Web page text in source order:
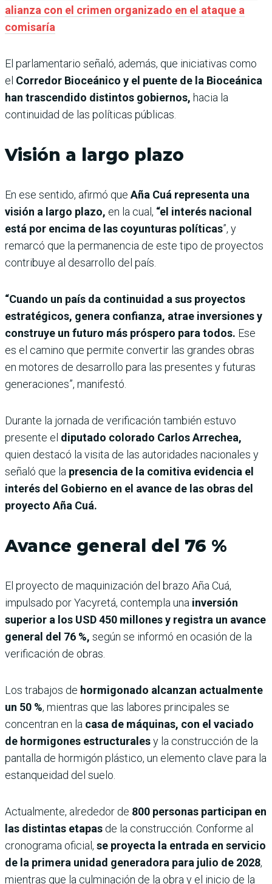
alianza con el crimen organizado en el ataque a
comisaría
El parlamentario señaló, además, que iniciativas como
el Corredor Bioceánico y el puente de la Bioceánica
han trascendido distintos gobiernos, hacia la
continuidad de las políticas públicas.
Visión a largo plazo
En ese sentido, afirmó que Aña Cuá representa una
visión a largo plazo, en la cual, “el interés nacional
está por encima de las coyunturas políticas”, y
remarcó que la permanencia de este tipo de proyectos
contribuye al desarrollo del país.
“Cuando un país da continuidad a sus proyectos
estratégicos, genera confianza, atrae inversiones y
construye un futuro más próspero para todos. Ese
es el camino que permite convertir las grandes obras
en motores de desarrollo para las presentes y futuras
generaciones”, manifestó.
Durante la jornada de verificación también estuvo
presente el diputado colorado Carlos Arrechea,
quien destacó la visita de las autoridades nacionales y
señaló que la presencia de la comitiva evidencia el
interés del Gobierno en el avance de las obras del
proyecto Aña Cuá.
Avance general del 76 %
El proyecto de maquinización del brazo Aña Cuá,
impulsado por Yacyretá, contempla una inversión
superior a los USD 450 millones y registra un avance
general del 76 %, según se informó en ocasión de la
verificación de obras.
Los trabajos de hormigonado alcanzan actualmente
un 50 %, mientras que las labores principales se
concentran en la casa de máquinas, con el vaciado
de hormigones estructuralesy la construcción de la
pantalla de hormigón plástico, un elemento clave para la
estanqueidad del suelo.
Actualmente, alrededor de 800 personas participan en
las distintas etapas de la construcción. Conforme al
cronograma oficial, se proyecta la entrada en servicio
de la primera unidad generadora para julio de 2028,
mientras que la culminación de la obra y el inicio de la